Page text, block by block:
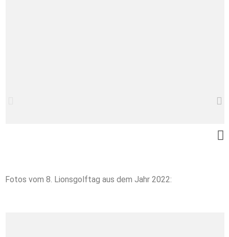
Fotos vom 8. Lionsgolftag aus dem Jahr 2022: